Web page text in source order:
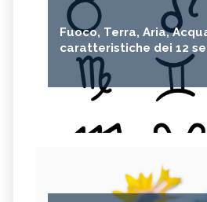
Fuoco, Terra, Aria,
caratteristiche dei 12